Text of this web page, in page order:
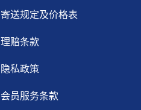
寄送规定及价格表
理赔条款
隐私政策
会员服务条款